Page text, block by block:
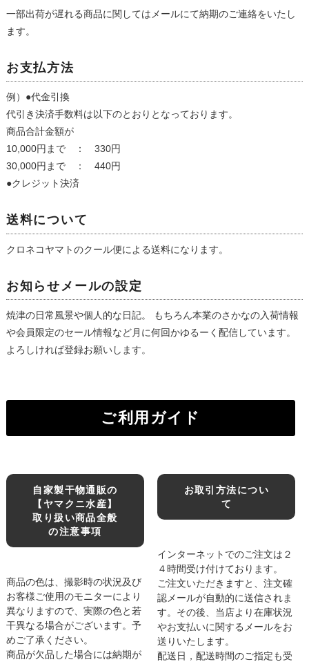
一部出荷が遅れる商品に関してはメールにて納期のご連絡をいたし
ます。
お支払方法
例）●代金引換
代引き決済手数料は以下のとおりとなっております。
商品合計金額が
10,000円まで ： 330円
30,000円まで ： 440円
●クレジット決済
送料について
クロネコヤマトのクール便による送料になります。
お知らせメールの設定
焼津の日常風景や個人的な日記。 もちろん本業のさかなの入荷情報
や会員限定のセール情報など月に何回かゆるーく配信しています。
よろしければ登録お願いします。
ご利用ガイド
自家製干物通販の
【ヤマクニ水産】
取り扱い商品全般
の注意事項
商品の色は、撮影時の状況及び
お客様ご使用のモニターにより
異なりますので、実際の色と若
干異なる場合がございます。予
めご了承ください。
商品が欠品した場合には納期が
お取引方法につい
て
インターネットでのご注文は２
４時間受け付けております。
ご注文いただきますと、注文確
認メールが自動的に送信されま
す。その後、当店より在庫状況
やお支払いに関するメールをお
送りいたします。
配送日，配送時間のご指定も受